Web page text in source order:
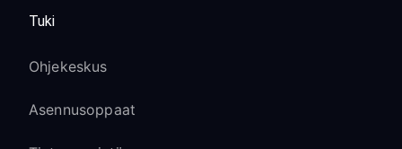
Tuki
Ohjekeskus
Asennusoppaat